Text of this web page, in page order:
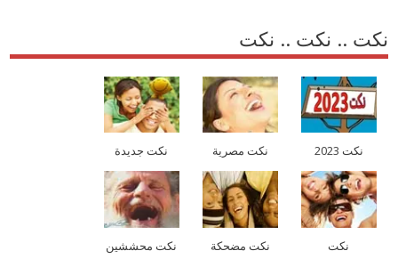
نكت .. نكت .. نكت
نكت 2023 نكت مصرية نكت جديدة
نكت نكت مضحكة نكت محششين